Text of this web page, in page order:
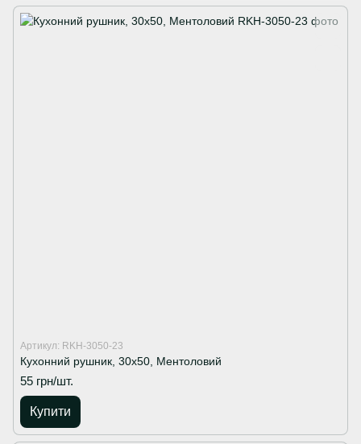
Артикул: RKH-3050-23
Кухонний рушник, 30х50, Ментоловий
55 грн/шт.
Купити